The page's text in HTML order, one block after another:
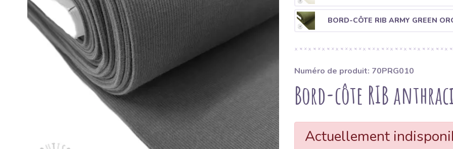
BORD-CÔTE RIB ARMY GREEN
Numéro de produit: 70PRG010
Bord-côte RIB
Actuellement